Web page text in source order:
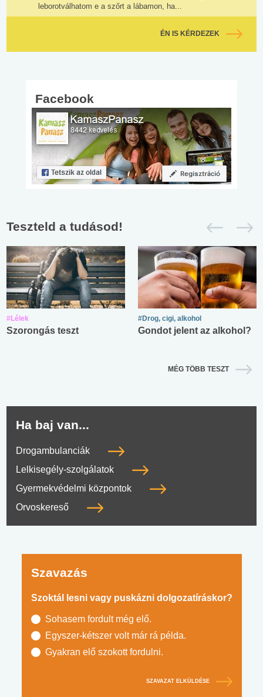
leborotválhatom e a szőrt a lábamon, ha...
ÉN IS KÉRDEZEK
Facebook
Teszteld a tudásod!
#Lélek
Szorongás teszt
#Drog, cigi, alkohol
Gondot jelent az alkohol?
MÉG TÖBB TESZT
Ha baj van...
Drogambulanciák
Lelkisegély-szolgálatok
Gyermekvédelmi központok
Orvoskereső
Szavazás
Szoktál lesni vagy puskázni dolgozatíráskor?
Sohasem fordult még elő.
Egyszer-kétszer volt már rá példa.
Gyakran elő szokott fordulni.
SZAVAZAT ELKÜLDÉSE